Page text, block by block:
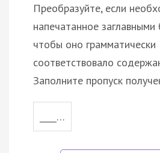
Преобразуйте, если
напечатанное заглавными
чтобы оно грамматически
соответствовало
Заполните пропуск
____…